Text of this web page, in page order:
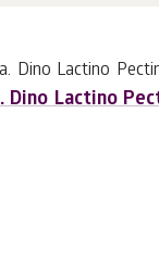
Dino Lactino